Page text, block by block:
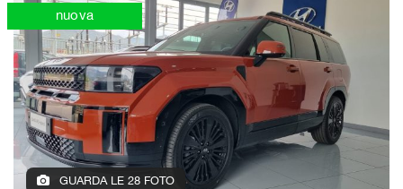
AREA COMMERCIANTI
nuova
GUARDA LE 28 FOTO